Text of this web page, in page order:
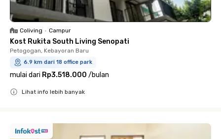
Coliving • Campur
Kost Rukita South Living Senopati
Petogogan, Kebayoran Baru
6.9 km dari 18 office park
mulai dari Rp3.518.000 /bulan
Lihat info lebih banyak